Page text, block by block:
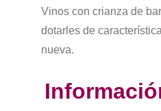
Vinos con crianza de
dotarles de
nueva.